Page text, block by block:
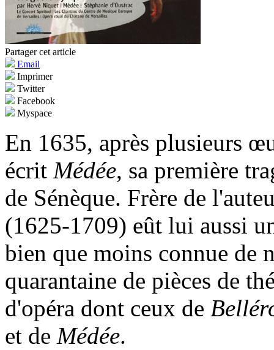
Partager cet article
Email
Imprimer
Twitter
Facebook
Myspace
En 1635, après plusieurs
écrit Médée, sa première
de Sénèque. Frère de
(1625-1709) eût lui aussi
bien que moins connue de
quarantaine de pièces de
d'opéra dont ceux de
et de Médée.